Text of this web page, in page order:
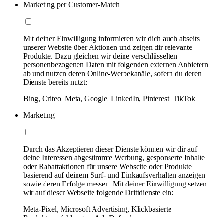
Marketing per Customer-Match
Mit deiner Einwilligung informieren wir dich auch abseits
unserer Website über Aktionen und zeigen dir relevante
Produkte. Dazu gleichen wir deine verschlüsselten
personenbezogenen Daten mit folgenden externen Anbietern
ab und nutzen deren Online-Werbekanäle, sofern du deren
Dienste bereits nutzt:
Bing, Criteo, Meta, Google, LinkedIn, Pinterest, TikTok
Marketing
Durch das Akzeptieren dieser Dienste können wir dir auf
deine Interessen abgestimmte Werbung, gesponserte Inhalte
oder Rabattaktionen für unsere Webseite oder Produkte
basierend auf deinem Surf- und Einkaufsverhalten anzeigen
sowie deren Erfolge messen. Mit deiner Einwilligung setzen
wir auf dieser Webseite folgende Drittdienste ein:
Meta-Pixel, Microsoft Advertising, Klickbasierte